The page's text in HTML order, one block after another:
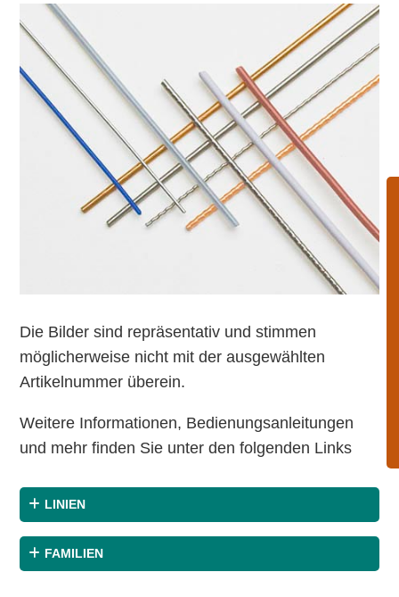
Die Bilder sind repräsentativ und stimmen
möglicherweise nicht mit der ausgewählten
Artikelnummer überein.
Weitere Informationen, Bedienungsanleitungen
und mehr finden Sie unter den folgenden Links
LINIEN
FAMILIEN